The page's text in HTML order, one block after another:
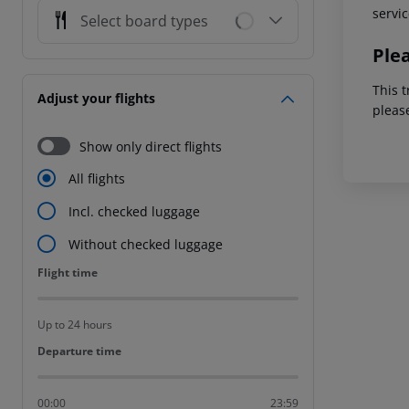
Select board types
Adjust your flights
Show only direct flights
All flights
Incl. checked luggage
Without checked luggage
Flight time
Flight time
Up to 24 hours
Departure time
Departure time
00:00 23:59
This